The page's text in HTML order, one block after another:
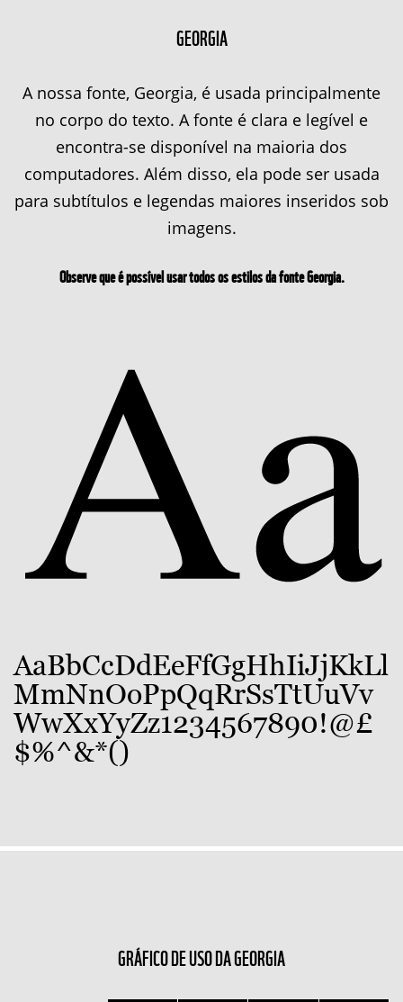
GEORGIA
A nossa fonte, Georgia, é usada principalmente
no corpo do texto. A fonte é clara e legível e
encontra-se disponível na maioria dos
computadores. Além disso, ela pode ser usada
para subtítulos e legendas maiores inseridos sob
imagens.
Observe que é possível usar todos os estilos da fonte Georgia.
AaBbCcDdEeFfGgHhIiJjKkLl
MmNnOoPpQqRrSsTtUuVv
WwXxYyZz1234567890!@£
$%^&*()
GRÁFICO DE USO DA GEORGIA